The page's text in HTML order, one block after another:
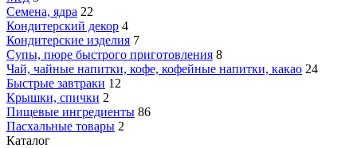
Семена, ядра 22
Кондитерский декор 4
Кондитерские изделия 7
Супы, пюре быстрого приготовления 8
Чай, чайные напитки, кофе, кофейные напитки, какао 24
Быстрые завтраки 12
Крышки, спички 2
Пищевые ингредиенты 86
Пасхальные товары 2
Каталог